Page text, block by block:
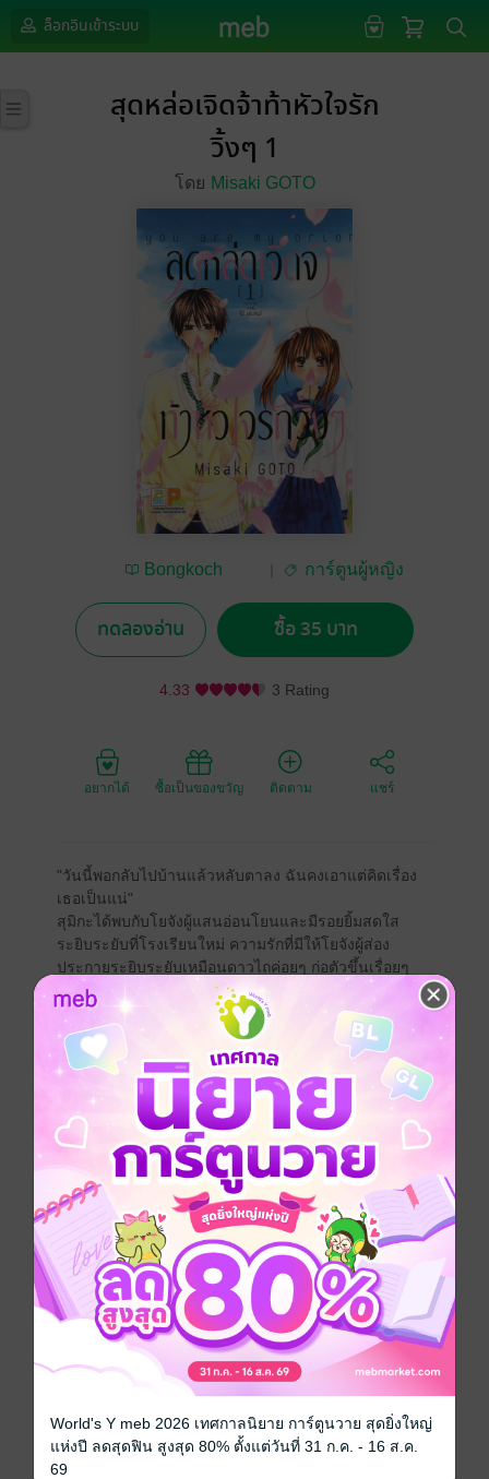
ล็อกอินเข้าระบบ
สุดหล่อเจิดจ้าท้าหัวใจรัก
วิ้งๆ 1
โดย Misaki GOTO
Bongkoch
การ์ตูนผู้หญิง
ทดลองอ่าน ซื้อ 35 บาท
4.33 3 Rating
อยากได้ ซื้อเป็นของขวัญ ติดตาม แชร์
"วันนี้พอกลับไปบ้านแล้วหลับตาลง ฉันคงเอาแต่คิดเรื่อง
เธอเป็นแน่"
สุมิกะได้พบกับโยจังผู้แสนอ่อนโยนและมีรอยยิ้มสดใส
ระยิบระยับที่โรงเรียนใหม่ ความรักที่มีให้โยจังผู้ส่อง
ประกายระยิบระยับเหมือนดาวไถค่อยๆ ก่อตัวขึ้นเรื่อยๆ
นอกจากนี้ยังถูกชักชวนให้เข้าสภานักเรียนซึ่งเต็มไปด้วย
หนุ่มหล่อสาวสวยครบครันที่โยจังสังกัดอยู่อีกด้วย...!?
อยากให้คุณๆ ที่มีความรักได้อ่านกันนะคะ! ซีรี่ส์รักแรก
ยอดฮิตที่ทำให้ใจเต้นระรัว!
การ์ตูนผู้หญิง การ์ตูนญี่ปุ่น โรแมนติก
ซีรีส์ สุดหล่อเจิดจ้าท้าหัวใจรักวิ้ง
ประเภทไฟล์
วันที่วางขาย 29 มิถุนายน 2561
ความยาว 194 หน้า
ราคาปก 50 บาท (ประหยัด 30%)
สนใจเวอร์ชันกระดาษ เชิญทางนี้!
เวอร์ชันกระดาษมีวางขายที่เว็บไซต์สำนัก
พิมพ์ จะไม่มีขายโดย MEB นะจ๊ะ สามารถสั่ง
World's Y meb 2026 เทศกาลนิยาย การ์ตูนวาย สุดยิ่งใหญ่
แห่งปี ลดสุดฟิน สูงสุด 80% ตั้งแต่วันที่ 31 ก.ค. - 16 ส.ค.
69